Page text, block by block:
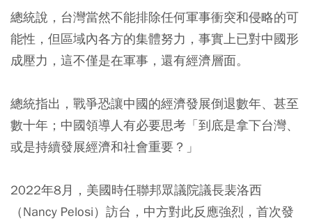
總統說，台灣當然不能排除任何軍事衝突和侵略的可
能性，但區域內各方的集體努力，事實上已對中國形
成壓力，這不僅是在軍事，還有經濟層面。
總統指出，戰爭恐讓中國的經濟發展倒退數年、甚至
數十年；中國領導人有必要思考「到底是拿下台灣、
或是持續發展經濟和社會重要？」
2022年8月，美國時任聯邦眾議院議長裴洛西
（Nancy Pelosi）訪台，中方對此反應強烈，首次發